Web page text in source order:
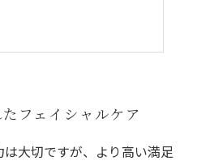
フェイシャルケア
大切ですが、より高い満足